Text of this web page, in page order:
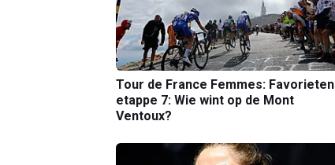
Tour de France Femmes: Favorieten
etappe 7: Wie wint op de Mont
Ventoux?